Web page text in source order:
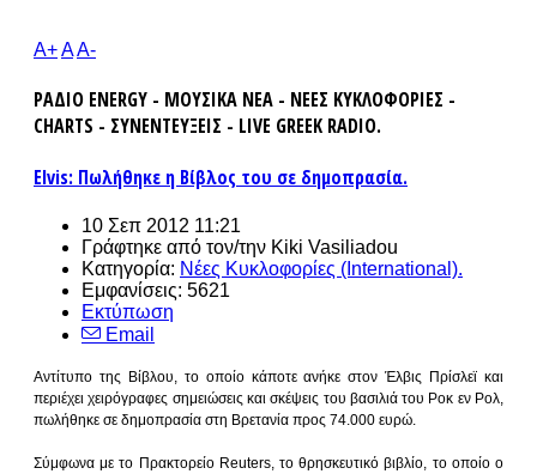
A+AA-
ΡΑΔΙΟ ENERGY - ΜΟΥΣΙΚΑ ΝΕΑ - ΝΕΕΣ ΚΥΚΛΟΦΟΡΙΕΣ -
CHARTS - ΣΥΝΕΝΤΕΥΞΕΙΣ - LIVE GREEK RADIO.
Elvis: Πωλήθηκε η Βίβλος του σε δημοπρασία.
10 Σεπ 2012 11:21
Γράφτηκε από τον/την Kiki Vasiliadou
Κατηγορία: Νέες Κυκλοφορίες (International).
Εμφανίσεις: 5621
Εκτύπωση
Email
Αντίτυπο της Βίβλου, το οποίο κάποτε ανήκε στον Έλβις Πρίσλεϊ και
περιέχει χειρόγραφες σημειώσεις και σκέψεις του βασιλιά του Ροκ εν Ρολ,
πωλήθηκε σε δημοπρασία στη Βρετανία προς 74.000 ευρώ.
Σύμφωνα με το Πρακτορείο Reuters, το θρησκευτικό βιβλίο, το οποίο ο